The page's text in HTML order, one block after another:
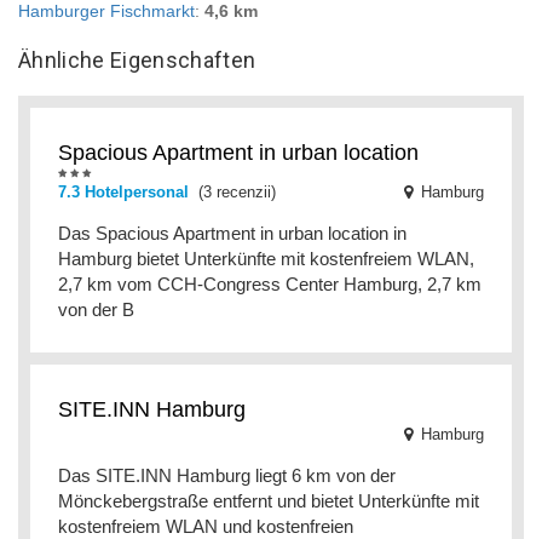
Hamburger Fischmarkt: 4,6 km
Ähnliche Eigenschaften
Spacious Apartment in urban location
7.3 Hotelpersonal (3 recenzii) Hamburg
Das Spacious Apartment in urban location in
Hamburg bietet Unterkünfte mit kostenfreiem WLAN,
2,7 km vom CCH-Congress Center Hamburg, 2,7 km
von der B
SITE.INN Hamburg
Hamburg
Das SITE.INN Hamburg liegt 6 km von der
Mönckebergstraße entfernt und bietet Unterkünfte mit
kostenfreiem WLAN und kostenfreien